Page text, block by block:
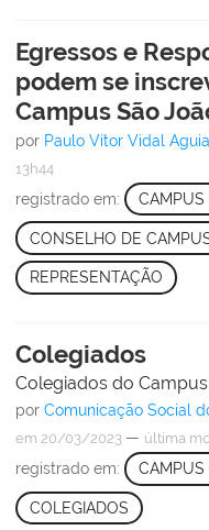
Egressos e
podem se
Campus São
por Paulo Vítor Vidal
13h44
registrado em: CAMPUS
CONSELHO DE
REPRESENTAÇÃO
Colegiados
Colegiados do
por Comunicação Social
em 20/03/2023 — última
registrado em: CAMPUS
COLEGIADOS